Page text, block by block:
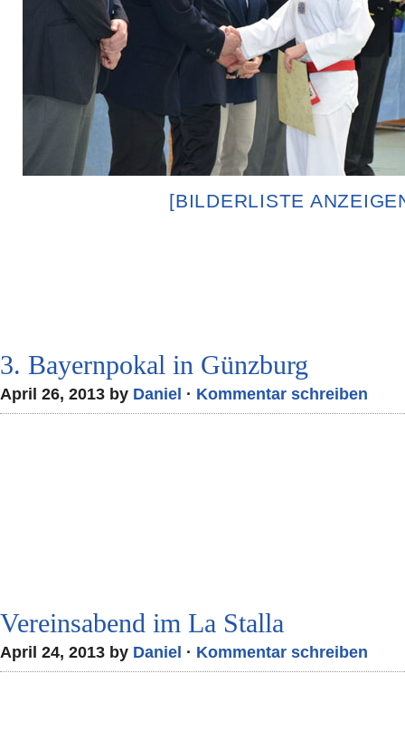
[BILDERLISTE
3. Bayernpokal in Günzburg
April 26, 2013 by Daniel · Kommentar schreiben
Vereinsabend im La Stalla
April 24, 2013 by Daniel · Kommentar schreiben